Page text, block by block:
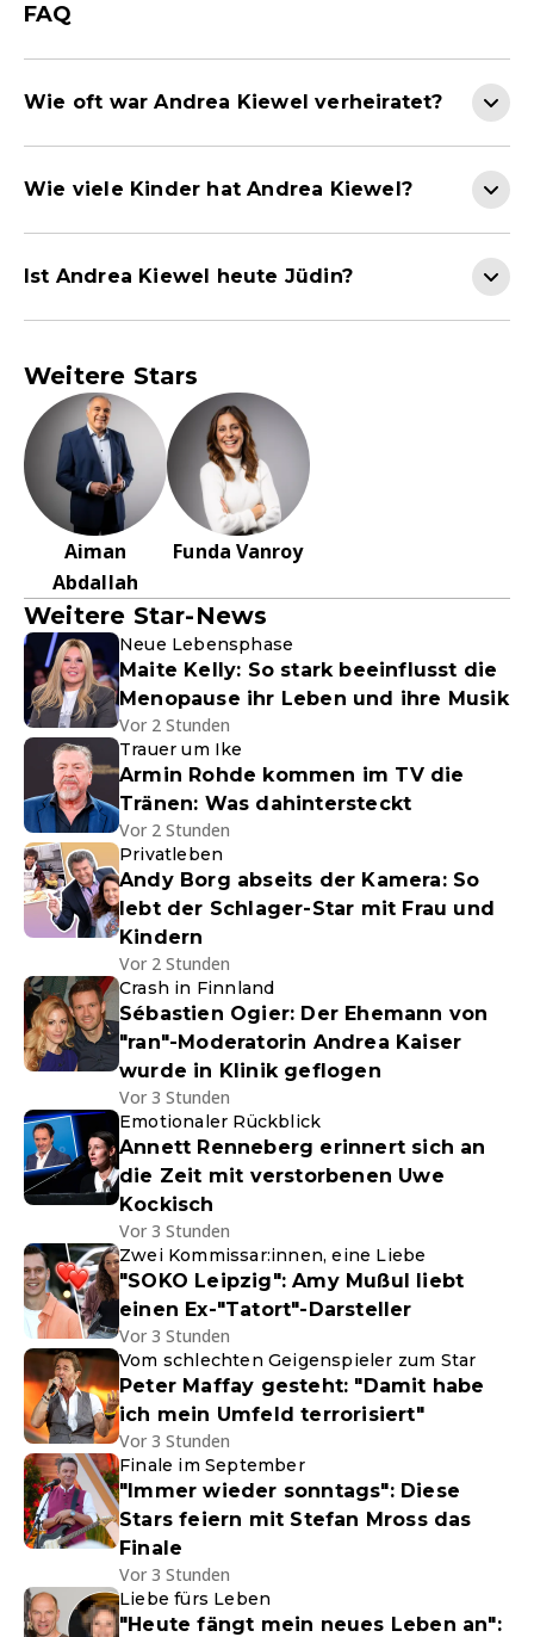
FAQ
Wie oft war Andrea Kiewel verheiratet?
Wie viele Kinder hat Andrea Kiewel?
Ist Andrea Kiewel heute Jüdin?
Weitere Stars
Aiman
Abdallah
Funda Vanroy
Weitere Star-News
Neue Lebensphase
Maite Kelly: So stark beeinflusst die
Menopause ihr Leben und ihre Musik
Vor 2 Stunden
Trauer um Ike
Armin Rohde kommen im TV die
Tränen: Was dahintersteckt
Vor 2 Stunden
Privatleben
Andy Borg abseits der Kamera: So
lebt der Schlager-Star mit Frau und
Kindern
Vor 2 Stunden
Crash in Finnland
Sébastien Ogier: Der Ehemann von
"ran"-Moderatorin Andrea Kaiser
wurde in Klinik geflogen
Vor 3 Stunden
Emotionaler Rückblick
Annett Renneberg erinnert sich an
die Zeit mit verstorbenen Uwe
Kockisch
Vor 3 Stunden
Zwei Kommissar:innen, eine Liebe
"SOKO Leipzig": Amy Mußul liebt
einen Ex-"Tatort"-Darsteller
Vor 3 Stunden
Vom schlechten Geigenspieler zum Star
Peter Maffay gesteht: "Damit habe
ich mein Umfeld terrorisiert"
Vor 3 Stunden
Finale im September
"Immer wieder sonntags": Diese
Stars feiern mit Stefan Mross das
Finale
Vor 3 Stunden
Liebe fürs Leben
"Heute fängt mein neues Leben an":